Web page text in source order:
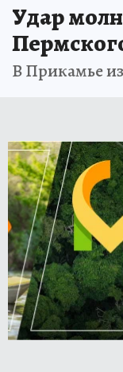
Удар
В Прикамье